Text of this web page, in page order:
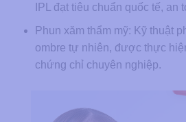
IPL đạt tiêu chuẩn quốc tế, an
Phun xăm thẩm mỹ: Kỹ thuật
ombre tự nhiên, được thực
chứng chỉ chuyên nghiệp.